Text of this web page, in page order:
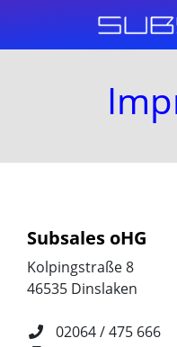
Subsales oHG
Kolpingstraße 8
46535 Dinslaken
02064 / 475 666